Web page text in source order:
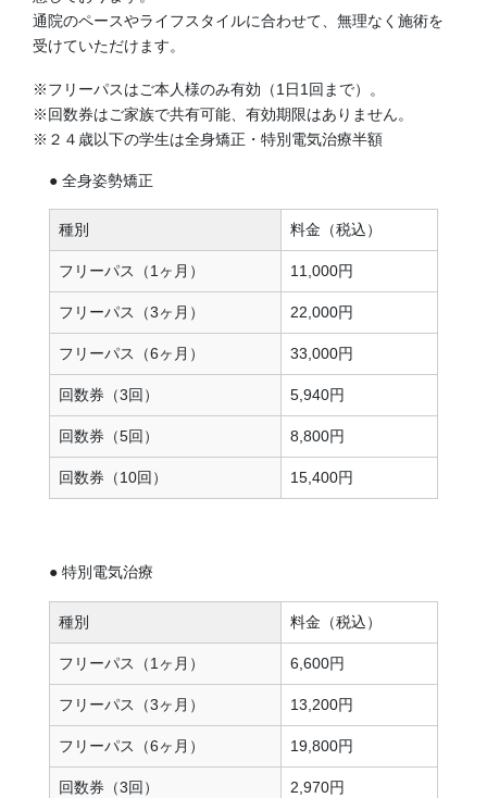
通院のペースやライフスタイルに合わせて、無理なく施術を
受けていただけます。
※フリーパスはご本人様のみ有効（1日1回まで）。
※回数券はご家族で共有可能、有効期限はありません。
※２４歳以下の学生は全身矯正・特別電気治療半額
● 全身姿勢矯正
種別 料金（税込）
フリーパス（1ヶ月） 11,000円
フリーパス（3ヶ月） 22,000円
フリーパス（6ヶ月） 33,000円
回数券（3回） 5,940円
回数券（5回） 8,800円
回数券（10回） 15,400円
● 特別電気治療
種別 料金（税込）
フリーパス（1ヶ月） 6,600円
フリーパス（3ヶ月） 13,200円
フリーパス（6ヶ月） 19,800円
回数券（3回） 2,970円